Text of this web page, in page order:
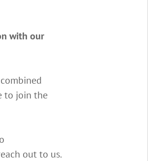
with our
to join the
out to us.